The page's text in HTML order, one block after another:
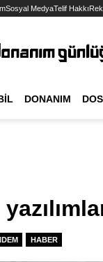
Sosyal MedyaTelif Hakkı
DONANIM
HABER